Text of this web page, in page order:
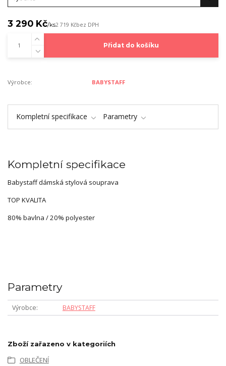
3 290 Kč/ks2 719 Kčbez DPH
Přidat do košíku
Výrobce: BABYSTAFF
Kompletní specifikace Parametry
Kompletní specifikace
Babystaff dámská stylová souprava
TOP KVALITA
80% bavlna / 20% polyester
Parametry
Výrobce BABYSTAFF
Zboží zařazeno v kategoriích
OBLEČENÍ